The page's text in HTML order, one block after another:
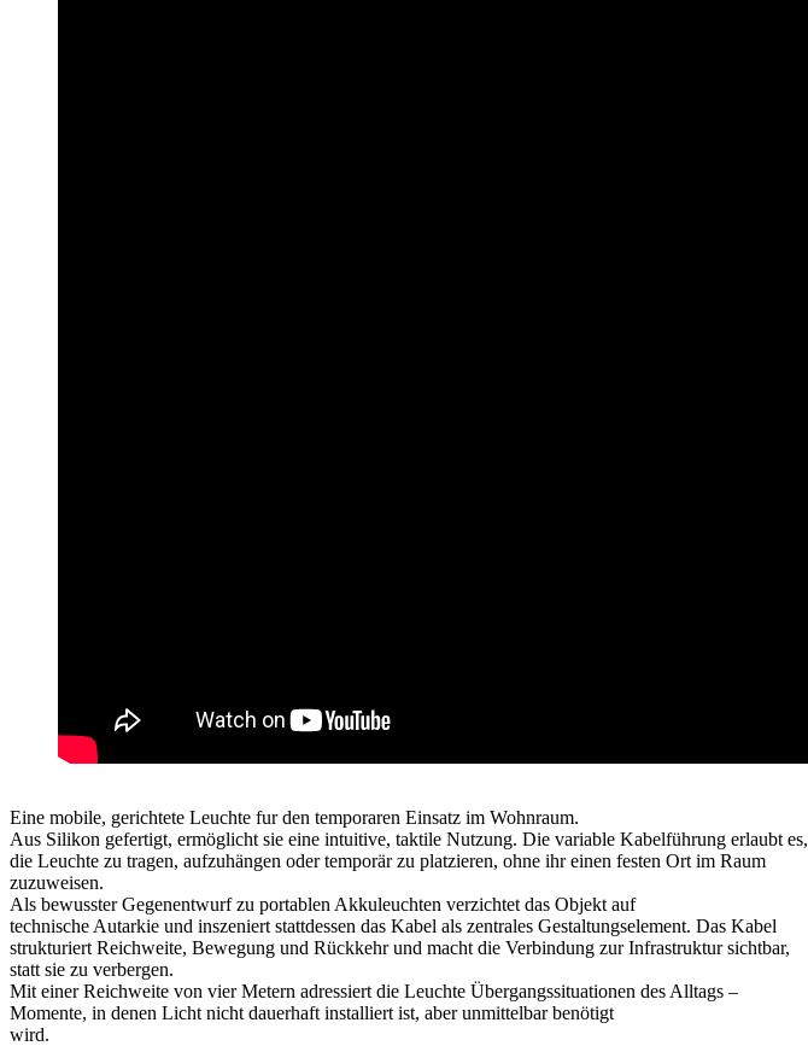
Eine mobile, gerichtete Leuchte fur den temporaren Einsatz im Wohnraum.
Aus Silikon gefertigt, ermöglicht sie eine intuitive, taktile Nutzung. Die variable Kabelführung erlaubt es,
die Leuchte zu tragen, aufzuhängen oder temporär zu platzieren, ohne ihr einen festen Ort im Raum
zuzuweisen.
Als bewusster Gegenentwurf zu portablen Akkuleuchten verzichtet das Objekt auf
technische Autarkie und inszeniert stattdessen das Kabel als zentrales Gestaltungselement. Das Kabel
strukturiert Reichweite, Bewegung und Rückkehr und macht die Verbindung zur Infrastruktur sichtbar,
statt sie zu verbergen.
Mit einer Reichweite von vier Metern adressiert die Leuchte Übergangssituationen des Alltags –
Momente, in denen Licht nicht dauerhaft installiert ist, aber unmittelbar benötigt
wird.